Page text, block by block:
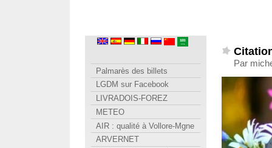
Par
Palmarès des billets
LGDM sur Facebook
LIVRADOIS-FOREZ
METEO
AIR : qualité à Vollore-Mgne
ARVERNET